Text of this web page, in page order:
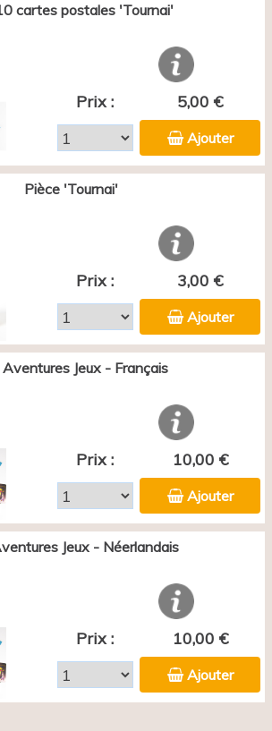
cartes postales 'Tournai'
Prix : 5,00 €
Ajouter
Pièce 'Tournai'
Prix : 3,00 €
Ajouter
Jeux - Français
Prix : 10,00 €
Ajouter
Jeux - Néerlandais
Prix : 10,00 €
Ajouter